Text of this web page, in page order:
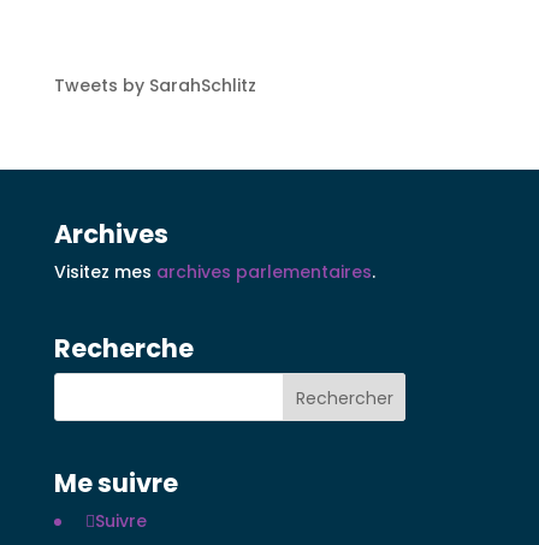
Tweets by SarahSchlitz
Archives
Visitez mes archives parlementaires.
Recherche
Me suivre
Suivre